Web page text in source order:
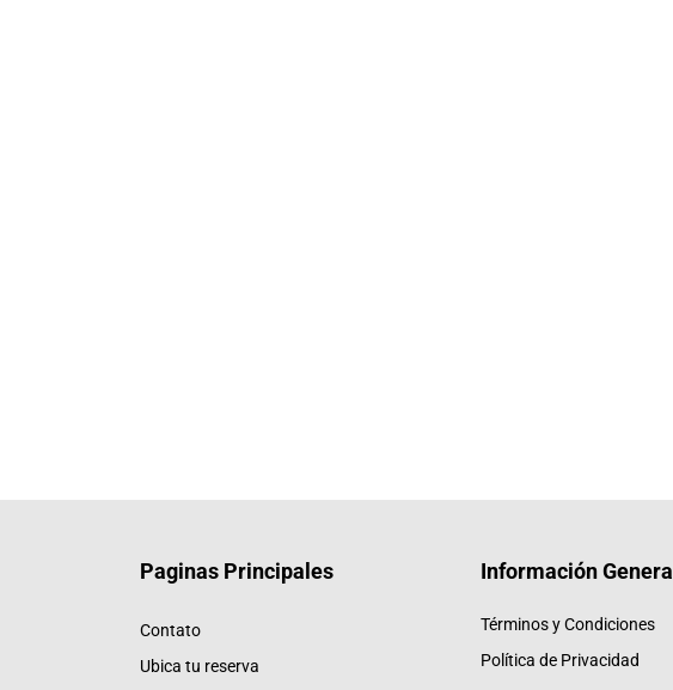
Paginas Principales
Contato
Ubica tu reserva
Información General
Términos y Condiciones
Política de Privacidad